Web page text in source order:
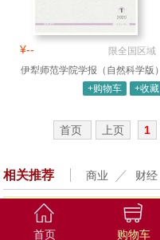
¥--
限全国区域
伊犁师范学院学报（自然科学版）
（汉）
+购物车 +收藏
首页 上页 1
相关推荐 商业 财经
首页 购物车